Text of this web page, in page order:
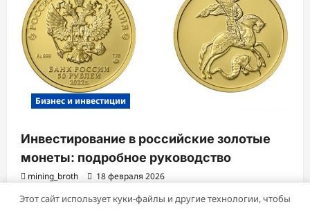
Бизнес и инвестиции
Инвестирование в российские золотые
монеты: подробное руководство
mining_broth 18 февраля 2026
Этот сайт использует куки-файлы и другие технологии, чтобы